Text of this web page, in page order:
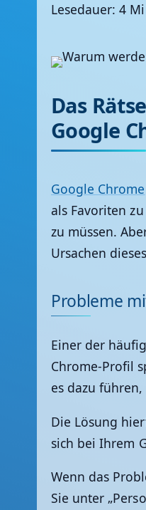
Lesedauer: 4
Das
Google
Google Chrome
als Favoriten
zu müssen.
Ursachen
Probleme
Einer der
Chrome-Profil
es dazu
Die Lösung
sich bei Ihrem
Wenn das
Sie unter